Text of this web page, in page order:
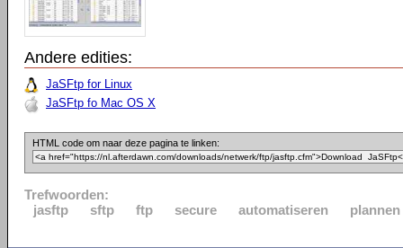
Andere edities:
JaSFtp for Linux
JaSFtp fo Mac OS X
HTML code om naar deze pagina te linken:
Trefwoorden:
jasftp
sftp ftp secure automatiseren plannen